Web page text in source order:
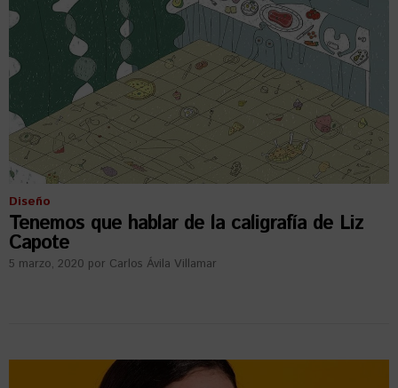
Diseño
Tenemos que hablar de la caligrafía de Liz
Capote
5 marzo, 2020 por Carlos Ávila Villamar